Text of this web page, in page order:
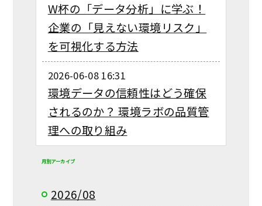
W杯の「データ分析」に学ぶ！
企業の「見えない環境リスク」
を可視化する方法
2026-06-08 16:31
環境データの信頼性はどう確保
されるのか？ 環境ラボの品質管
理への取り組み
月別アーカイブ
2026/08